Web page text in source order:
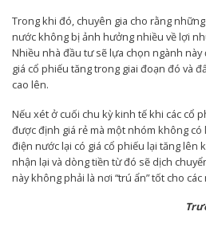
Trong khi đó, chuyên gia cho rằng
nước không bị ảnh hưởng nhiều về lợi
Nhiều nhà đầu tư sẽ lựa chọn ngành này
giá cổ phiếu tăng trong giai đoạn đó và
cao lên.
Nếu xét ở cuối chu kỳ kinh tế khi các cổ
được định giá rẻ mà một nhóm không
điện nước lại có giá cổ phiếu lại tăng lên
nhận lại và dòng tiền từ đó sẽ dịch
này không phải là nơi “trú ẩn” tốt cho